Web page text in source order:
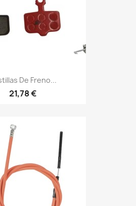
De Freno...
21,78 €